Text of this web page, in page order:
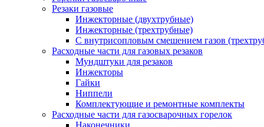
Резаки газовые
Инжекторные (двухтрубные)
Инжекторные (трехтрубные)
С внутрисопловым смешением газов
Расходные части для газовых резаков
Мундштуки для резаков
Инжекторы
Гайки
Ниппели
Комплектующие и ремонтные комплекты
Расходные части для газосварочных горелок